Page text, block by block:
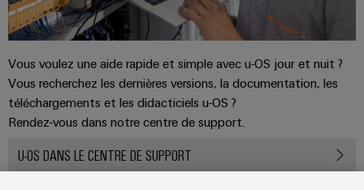
Vous voulez une aide rapide et simple avec u-OS jour et nuit ?
Vous recherchez les dernières versions, la documentation, les
téléchargements et les didacticiels u-OS ?
Rendez-vous dans notre centre de support.
U-OS DANS LE CENTRE DE SUPPORT